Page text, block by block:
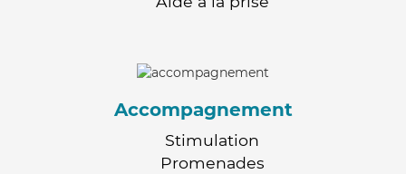
Accompagnement
Stimulation
Promenades